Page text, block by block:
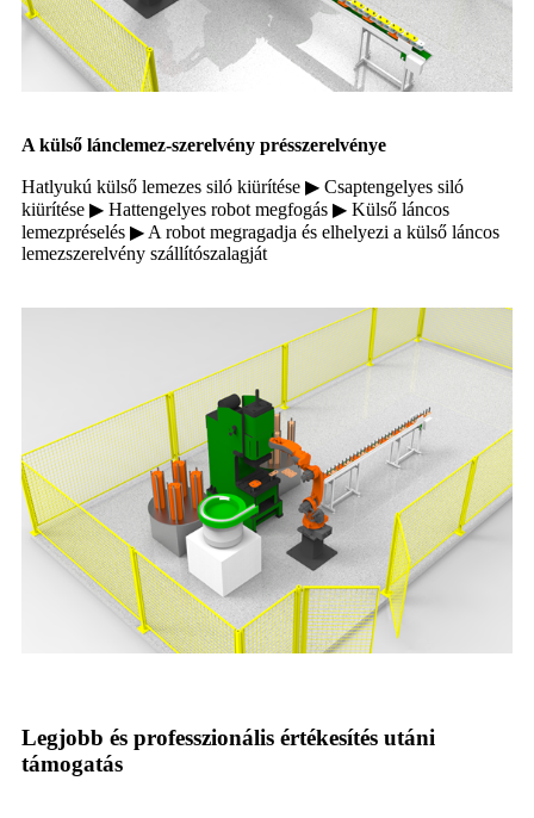
A külső lánclemez-szerelvény présszerelvénye
Hatlyukú külső lemezes siló kiürítése ▶ Csaptengelyes siló
kiürítése ▶ Hattengelyes robot megfogás ▶ Külső láncos
lemezpréselés ▶ A robot megragadja és elhelyezi a külső láncos
lemezszerelvény szállítószalagját
Legjobb és professzionális értékesítés utáni
támogatás